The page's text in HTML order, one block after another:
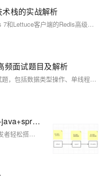
栈的实战解析
本文介绍了基于Spring Boot 3、Redis 7和Lettuce客户端的Redis高级应用实践。内容包括：1）现代Java项目集成Redis的配置方法；2）使用Redisson实现分布式可重入锁与公平锁；3）缓存模式解决方案，包括布隆过滤器防穿透和随机过期时间防雪崩；4）Redis数据结构的高级应用，如HyperLogLog统计UV和GeoHash处理地理位置。文章提供了详细的代码示例，涵盖Redis在分布式系统中的核心应用场景，特别适合需要处理高并发、分布式锁等问题的开发场景。
频面试题目及解析
本文总结了Redis在Java中的核心面试题，包括数据类型操作、单线程高性能原理、键过期策略及分布式锁实现等关键内容。通过Jedis代码示例展示了String、List等数据类型的操作方法，讲解了惰性删除和定期删除相结合的过期策略，并提供了Spring Boot配置Redis过期时间的方案。文章还探讨了缓存穿透、雪崩等问题解决方案，以及基于Redis的分布式锁实现，帮助开发者全面掌握Redis在Java应用中的实践要点。
尼恩一键开发环境： vagrant+java+springcloud+redis+zookeeper镜像下载(&制作详解)
尼恩提供了一系列文章，旨在帮助开发者轻松搭建一键开发环境，涵盖Java分布式、高并发场景下的多种技术组件安装与配置。内容包括但不限于Windows和CentOS虚拟机的安装与排坑指南、MySQL、Kafka、Redis、Zookeeper等关键组件在Linux环境下的部署教程，并附带详细的视频指导。此外，还特别介绍了Vagrant这一虚拟环境部署工具，